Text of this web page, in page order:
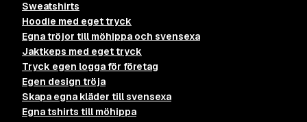
Sweatshirts
Hoodie med eget tryck
Egna tröjor till möhippa och svensexa
Jaktkeps med eget tryck
Tryck egen logga för företag
Egen design tröja
Skapa egna kläder till svensexa
Egna tshirts till möhippa